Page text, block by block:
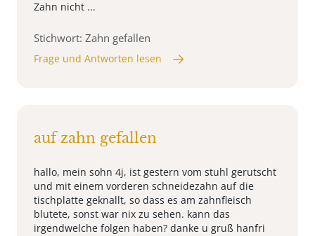
Zahn nicht ...
Stichwort: Zahn gefallen
Frage und Antworten lesen
auf zahn gefallen
hallo, mein sohn 4j, ist gestern vom stuhl gerutscht
und mit einem vorderen schneidezahn auf die
tischplatte geknallt, so dass es am zahnfleisch
blutete, sonst war nix zu sehen. kann das
irgendwelche folgen haben? danke u gruß hanfri